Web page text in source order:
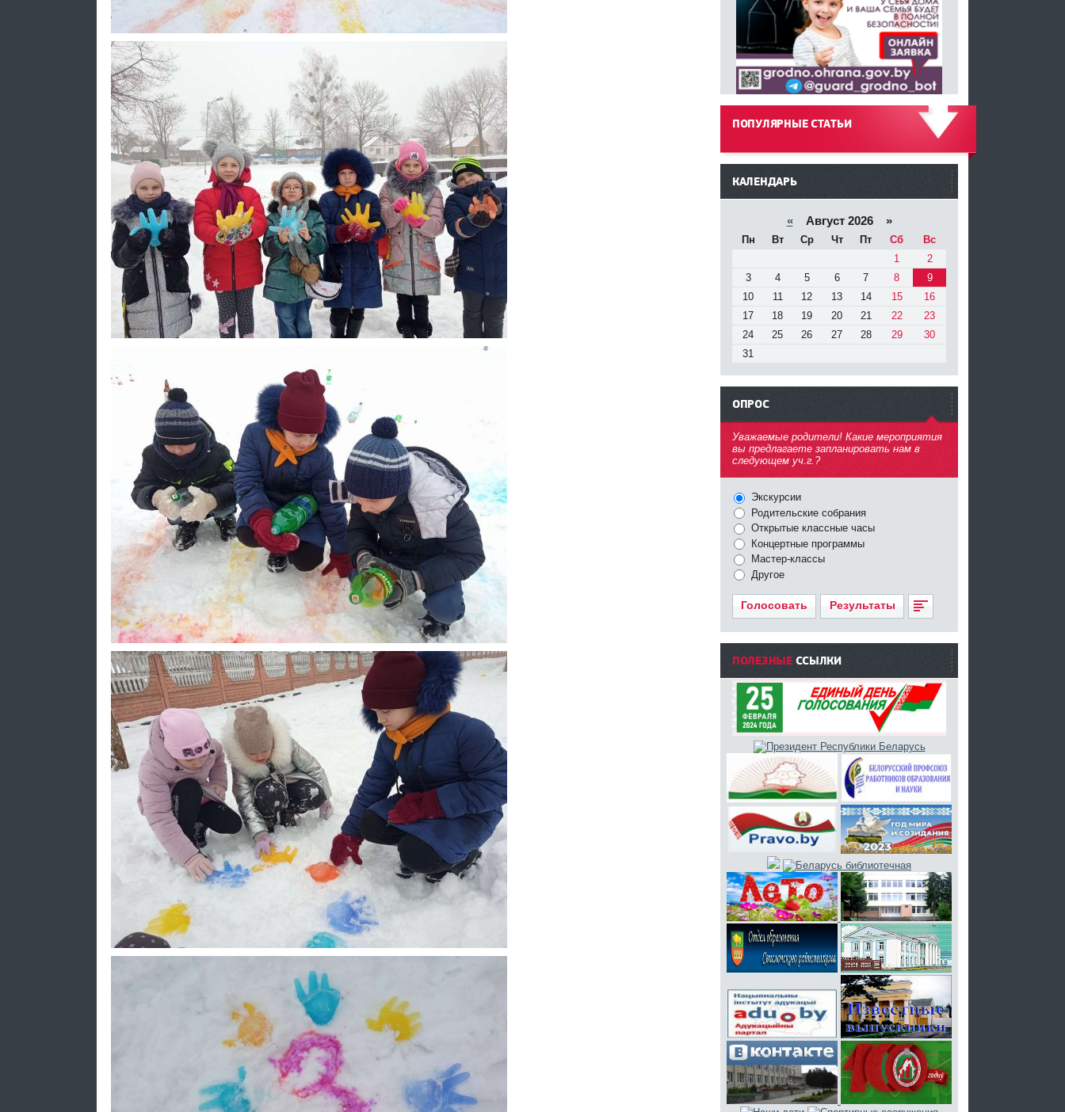
ПОПУЛЯРНЫЕ СТАТЬИ
------
КАЛЕНДАРЬ
«Август 2026 »
Пн Вт Ср Чт Пт Сб
Вс
1
2
3
4 5 6 7 8
9
10
11 12 13 14 15
16
17
18 19 20 21 22
23
24
25 26 27 28 29
30
31
ОПРОС
Уважаемые родители! Какие мероприятия
вы предлагаете запланировать нам в
следующем уч.г.?
Экскурсии
Родительские собрания
Открытые классные часы
Концертные программы
Мастер-классы
Другое
Голосовать Результаты
ПОЛЕЗНЫЕССЫЛКИ